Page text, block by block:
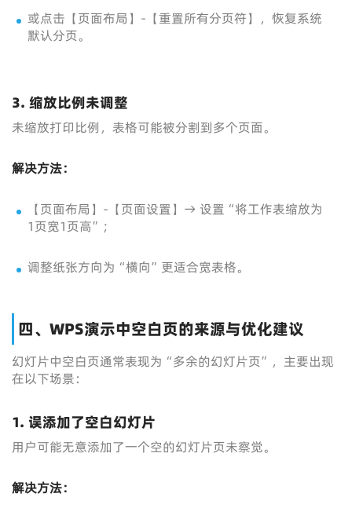
或点击【页面布局】-【重置所有分页符】，恢复系统
默认分页。
3. 缩放比例未调整
未缩放打印比例，表格可能被分割到多个页面。
解决方法：
【页面布局】-【页面设置】→ 设置“将工作表缩放为
1页宽1页高”；
调整纸张方向为“横向”更适合宽表格。
四、WPS演示中空白页的来源与优化建议
幻灯片中空白页通常表现为“多余的幻灯片页”，主要出现
在以下场景：
1. 误添加了空白幻灯片
用户可能无意添加了一个空的幻灯片页未察觉。
解决方法：